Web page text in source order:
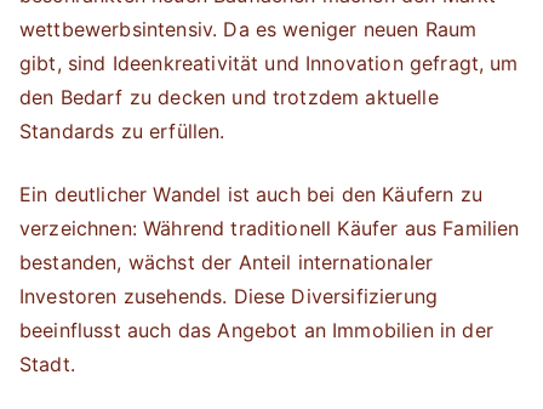
wettbewerbsintensiv. Da es weniger neuen Raum
gibt, sind Ideenkreativität und Innovation gefragt, um
den Bedarf zu decken und trotzdem aktuelle
Standards zu erfüllen.
Ein deutlicher Wandel ist auch bei den Käufern zu
verzeichnen: Während traditionell Käufer aus Familien
bestanden, wächst der Anteil internationaler
Investoren zusehends. Diese Diversifizierung
beeinflusst auch das Angebot an Immobilien in der
Stadt.